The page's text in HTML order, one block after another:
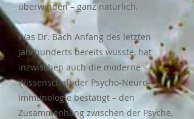
überwinden – ganz natürlich.
Was Dr. Bach Anfang des letzten
Jahrhunderts bereits wusste, hat
inzwischen auch die moderne
Wissenschaft der Psycho-Neuro-
Immunologie bestätigt – den
Zusammenhang zwischen der Psyche,